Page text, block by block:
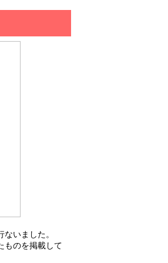
ないました。
ものを掲載して